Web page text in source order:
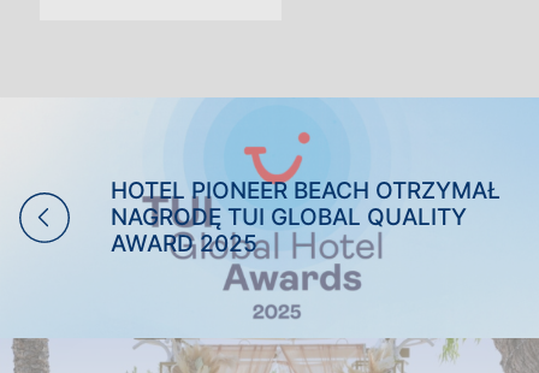
DOROSŁYCH
WESELA
HOTEL PIONEER BEACH OTRZYMAŁ
NAGRODĘ TUI GLOBAL QUALITY
AWARD 2025